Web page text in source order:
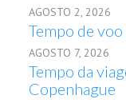
AGOSTO 2, 2026
Tempo de
AGOSTO 7, 2026
Tempo da
Copenhague